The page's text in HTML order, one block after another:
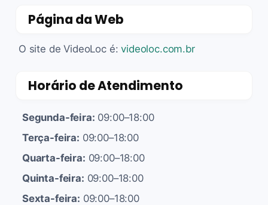
Página da Web
O site de VideoLoc é:videoloc.com.br
Horário de Atendimento
Segunda-feira: 09:00–18:00
Terça-feira: 09:00–18:00
Quarta-feira: 09:00–18:00
Quinta-feira: 09:00–18:00
Sexta-feira: 09:00–18:00